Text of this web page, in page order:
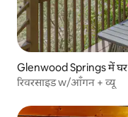
Glenwood Springs में घर
रिवरसाइड w/आँगन + व्यू